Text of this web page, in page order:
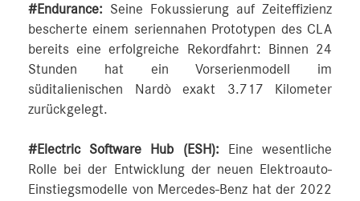
#Endurance: Seine Fokussierung auf Zeiteffizienz
bescherte einem seriennahen Prototypen des CLA
bereits eine erfolgreiche Rekordfahrt: Binnen 24
Stunden hat ein Vorserienmodell im
süditalienischen Nardò exakt 3.717 Kilometer
zurückgelegt.
#Electric Software Hub (ESH): Eine wesentliche
Rolle bei der Entwicklung der neuen Elektroauto-
Einstiegsmodelle von Mercedes-Benz hat der 2022